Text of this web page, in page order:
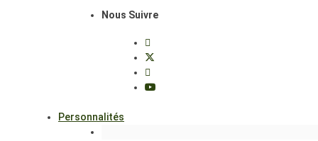
Nous Suivre
Personnalités